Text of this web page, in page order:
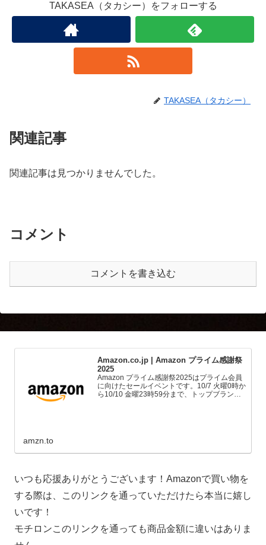
TAKASEA（タカシー）をフォローする
TAKASEA（タカシー）
関連記事
関連記事は見つかりませんでした。
コメント
コメントを書き込む
Amazon.co.jp | Amazon プライム感謝祭
2025
Amazon プライム感謝祭2025はプライム会員
に向けたセールイベントです。10/7 火曜0時か
ら10/10 金曜23時59分まで、トップブランド
amzn.to
いつも応援ありがとうございます！Amazonで買い物を
する際は、このリンクを通っていただけたら本当に嬉し
いです！
モチロンこのリンクを通っても商品金額に違いはありま